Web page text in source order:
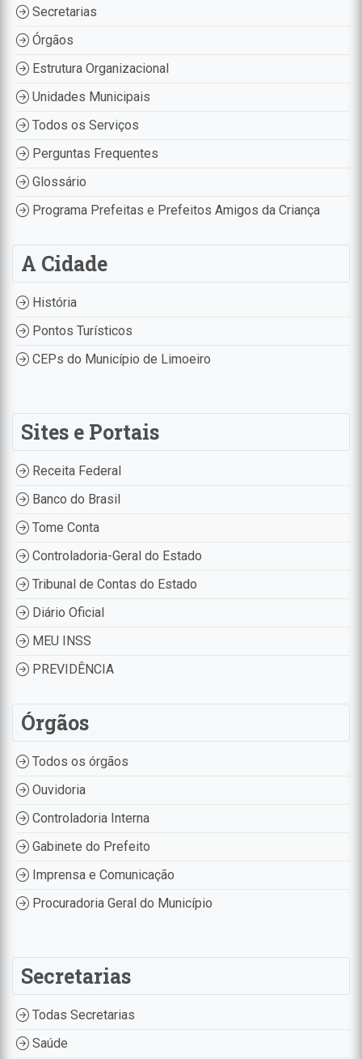
Secretarias
Órgãos
Estrutura Organizacional
Unidades Municipais
Todos os Serviços
Perguntas Frequentes
Glossário
Programa Prefeitas e Prefeitos Amigos da Criança
A Cidade
História
Pontos Turísticos
CEPs do Município de Limoeiro
Sites e Portais
Receita Federal
Banco do Brasil
Tome Conta
Controladoria-Geral do Estado
Tribunal de Contas do Estado
Diário Oficial
MEU INSS
PREVIDÊNCIA
Órgãos
Todos os órgãos
Ouvidoria
Controladoria Interna
Gabinete do Prefeito
Imprensa e Comunicação
Procuradoria Geral do Município
Secretarias
Todas Secretarias
Saúde